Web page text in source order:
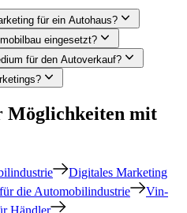
für ein Autohaus?
eingesetzt?
für den Autoverkauf?
Möglichkeiten mit
Digitales Marketing
die Automobilindustrie
Vin-